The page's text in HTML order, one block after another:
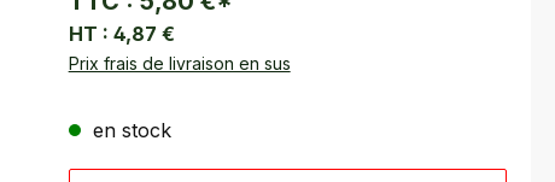
HT : 4,87 €
Prix frais de livraison en sus
en stock